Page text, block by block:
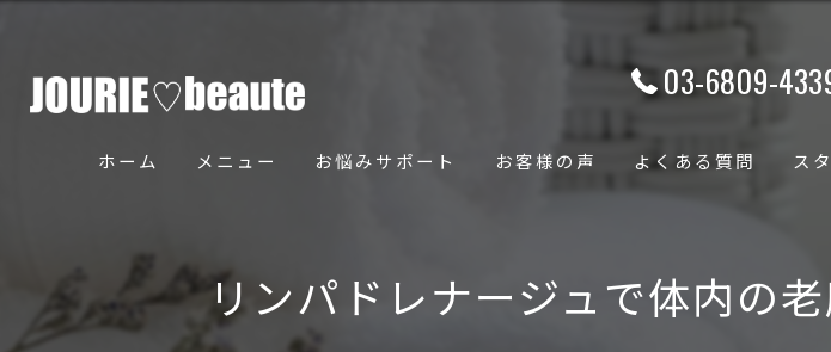
03-6809-
ホーム メニュー お悩みサポート お客様の声 よくある質問 ス
リンパドレナージュで体内の